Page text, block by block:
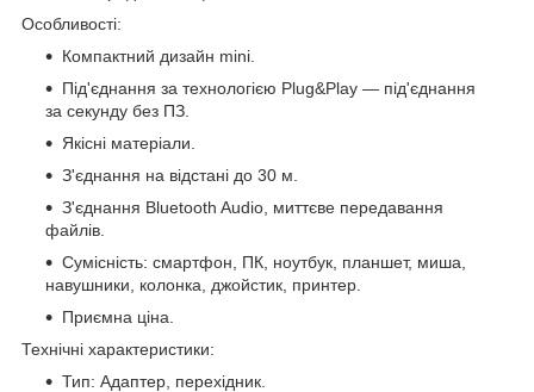
Особливості:
Компактний дизайн mini.
Під'єднання за технологією Plug&Play — під'єднання
за секунду без ПЗ.
Якісні матеріали.
З'єднання на відстані до 30 м.
З'єднання Bluetooth Audio, миттєве передавання
файлів.
Сумісність: смартфон, ПК, ноутбук, планшет, миша,
навушники, колонка, джойстик, принтер.
Приємна ціна.
Технічні характеристики:
Тип: Адаптер, перехідник.